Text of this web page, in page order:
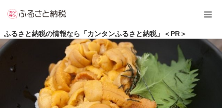
ふるさと納税の情報なら「カンタンふるさと納税」＜PR＞